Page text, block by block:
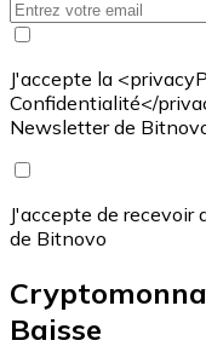
J'accepte la
Confidentialité</
Newsletter de
J'accepte de recevoir
de Bitnovo
Baisse